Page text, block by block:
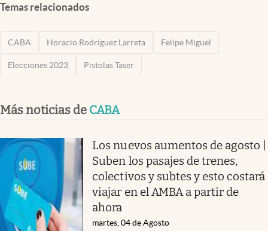
Temas relacionados
CABA Horacio Rodríguez Larreta Felipe Miguel
Elecciones 2023 Pistolas Taser
Más noticias de CABA
Los nuevos aumentos de agosto |
Suben los pasajes de trenes,
colectivos y subtes y esto costará
viajar en el AMBA a partir de
ahora
martes, 04 de Agosto